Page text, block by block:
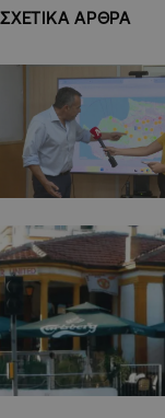
ΣΧΕΤΙΚΑ ΑΡΘΡΑ